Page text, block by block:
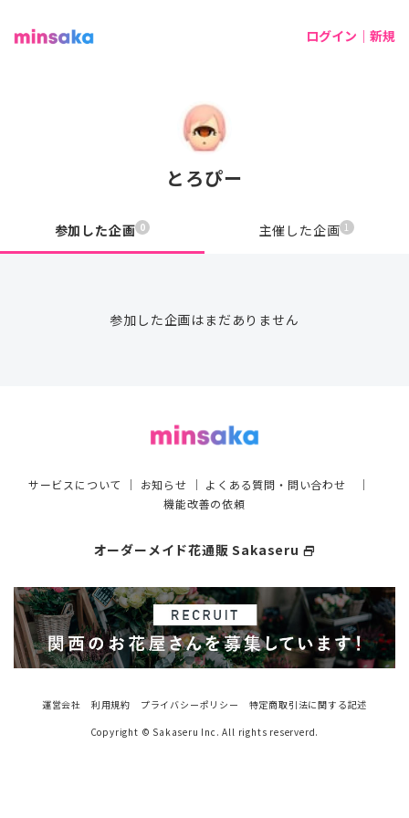
ログイン｜新規
とろぴー
参加した企画 0 主催した企画 1
参加した企画はまだありません
サービスについて ｜ お知らせ ｜ よくある質問・問い合わせ ｜
機能改善の依頼
オーダーメイド花通販 Sakaseru select_window
運営会社 利用規約 プライバシーポリシー
特定商取引法に関する記述
Copyright © Sakaseru Inc. All rights reserverd.